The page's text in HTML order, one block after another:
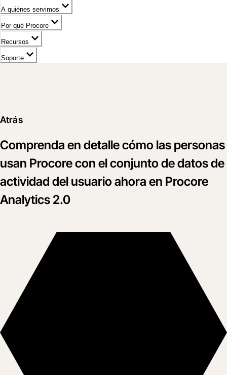
A quiénes servimos
Por qué Procore
Recursos
Soporte
Atrás
Comprenda en detalle cómo las personas
usan Procore con el conjunto de datos de
actividad del usuario ahora en Procore
Analytics 2.0